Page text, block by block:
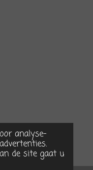
analyse-
de site gaat u